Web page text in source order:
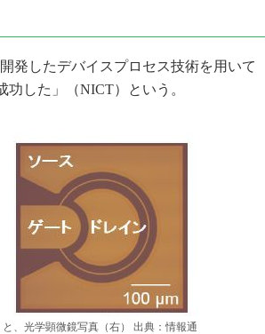
発したデバイスプロセス技術を用いて
した」（NICT）という。
、光学顕微鏡写真（右） 出典：情報通